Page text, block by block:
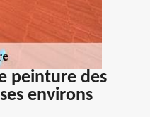
peinture des
environs